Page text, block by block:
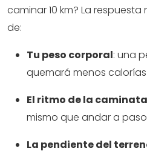
caminar 10 km? La
de:
Tu peso corporal: una
quemará menos
El ritmo de la caminata
mismo que andar a
La pendiente del